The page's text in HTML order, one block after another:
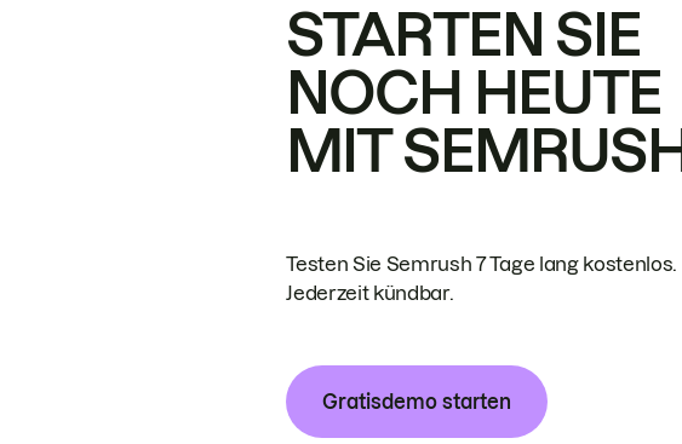
STARTEN SIE
NOCH HEUTE
MIT
Testen Sie Semrush 7 Tage lang kostenlos.
Jederzeit kündbar.
Gratisdemo starten